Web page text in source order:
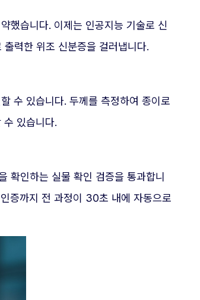
했습니다. 이제는 인공지능 기술로 신
력한 위조 신분증을 걸러냅니다.
수 있습니다. 두께를 측정하여 종이로
있습니다.
확인하는 실물 확인 검증을 통과합니
증까지 전 과정이 30초 내에 자동으로